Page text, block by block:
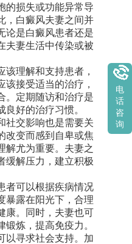
的损失或功能异常导
，白癜风夫妻之间并
论是白癜风患者还是
夫妻生活中传染或被
理解和支持患者，
该接受适当的治疗，
。定期随访和治疗是
好的治疗习惯。
交影响也是需要关
改变而感到自卑或焦
解尤为重要。夫妻之
缓解压力，建立积极
可以根据疾病情况
暴露在阳光下，合理
康。同时，夫妻也可
锻炼，提高免疫力。
寻求社会支持。加
电
话
咨
询